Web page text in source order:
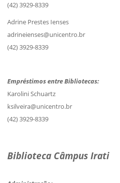
(42) 3929-8339
Adrine Prestes Ienses
adrineienses@unicentro.br
(42) 3929-8339
Empréstimos entre Bibliotecas:
Karolini Schuartz
ksilveira@unicentro.br
(42) 3929-8339
Biblioteca Câmpus Irati